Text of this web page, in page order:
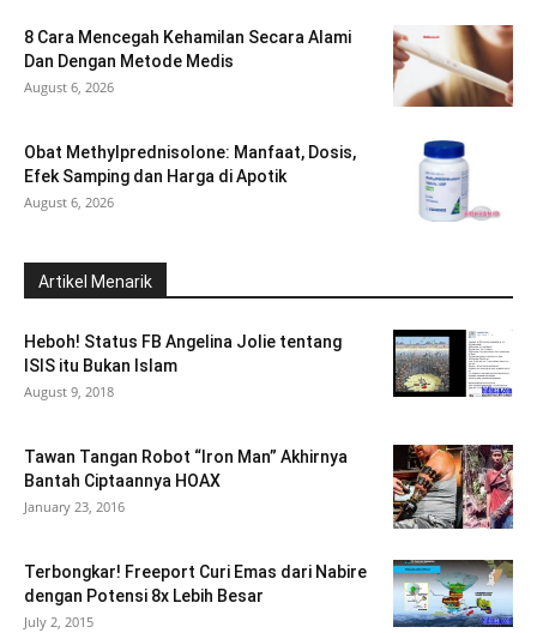
8 Cara Mencegah Kehamilan Secara Alami
Dan Dengan Metode Medis
August 6, 2026
Obat Methylprednisolone: Manfaat, Dosis,
Efek Samping dan Harga di Apotik
August 6, 2026
Artikel Menarik
Heboh! Status FB Angelina Jolie tentang
ISIS itu Bukan Islam
August 9, 2018
Tawan Tangan Robot “Iron Man” Akhirnya
Bantah Ciptaannya HOAX
January 23, 2016
Terbongkar! Freeport Curi Emas dari Nabire
dengan Potensi 8x Lebih Besar
July 2, 2015